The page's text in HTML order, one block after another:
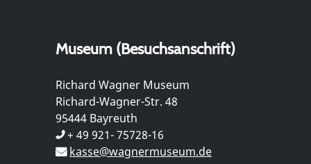
Museum (Besuchsanschrift)
Richard Wagner Museum
Richard-Wagner-Str. 48
95444 Bayreuth
+ 49 921- 75728-16
kasse@wagnermuseum.de